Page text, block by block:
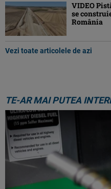
VIDEO
se
România
Vezi toate articolele de azi
TE-AR MAI PUTEA